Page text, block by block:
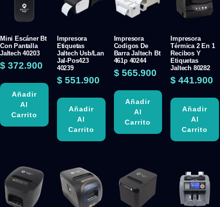
Mini Escáner Bt
Con Pantalla
Jaltech 40203
$ 372.900
Añadir
Al
Carrito
Impresora
Etiquetas
Jaltech Usb/Lan
Jal-Pos423
40239
$551.900
Añadir
Al
Carrito
Impresora
Codigos De
Barra Jaltech Bt
461p 40244
$565.900
Añadir
Al
Carrito
Impresora
Térmica 2 En 1
Recibos Y
Etiquetas
Jaltech 80282
$ 441.900
Añadir
Al
Carrito